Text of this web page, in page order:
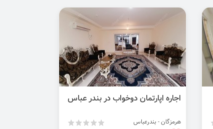
اجاره اپارتمان دوخواب در بندر عباس
هرمزگان - بندرعباس